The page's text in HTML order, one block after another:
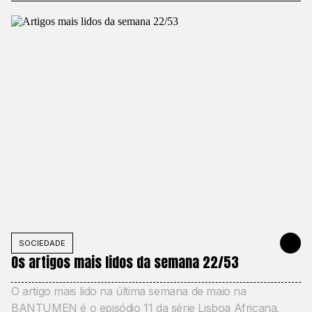
SOCIEDADE 31 DE
Os artigos mais lidos da semana 22/53
O artigo mais lido na última semana de maio na
BANTUMEN é o episódio 11 da série Lisboa Africana,